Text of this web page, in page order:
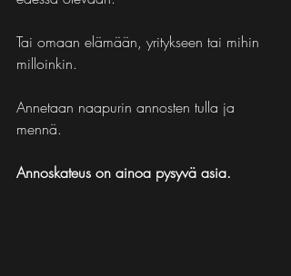
Tai omaan elämään, yritykseen tai mihin
milloinkin.
Annetaan naapurin annosten tulla ja
mennä.
Annoskateus on ainoa pysyvä asia.